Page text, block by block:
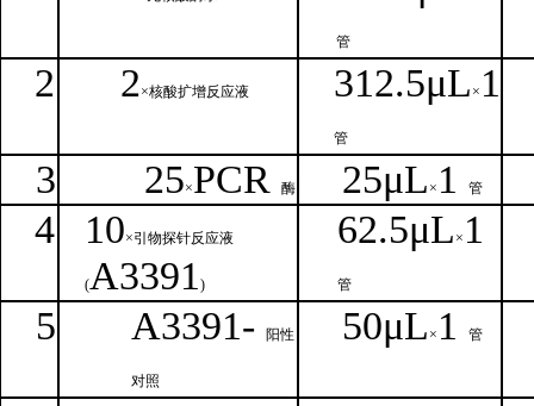
管
2 2×核酸扩增反应液 312.5μL × 1
管
3 25×PCR 酶 25μL × 1 管
4 10×引物探针反应液
(A3391)
62.5μL × 1
管
5 A3391- 阳性
对照
50μL × 1管